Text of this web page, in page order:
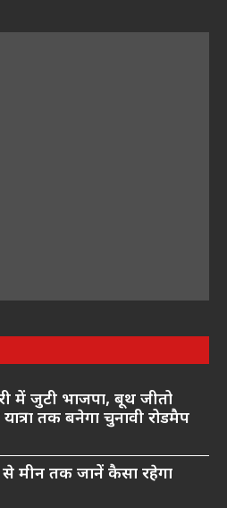
में जुटी भाजपा, बूथ जीतो
तक बनेगा चुनावी रोडमैप
मीन तक जानें कैसा रहेगा